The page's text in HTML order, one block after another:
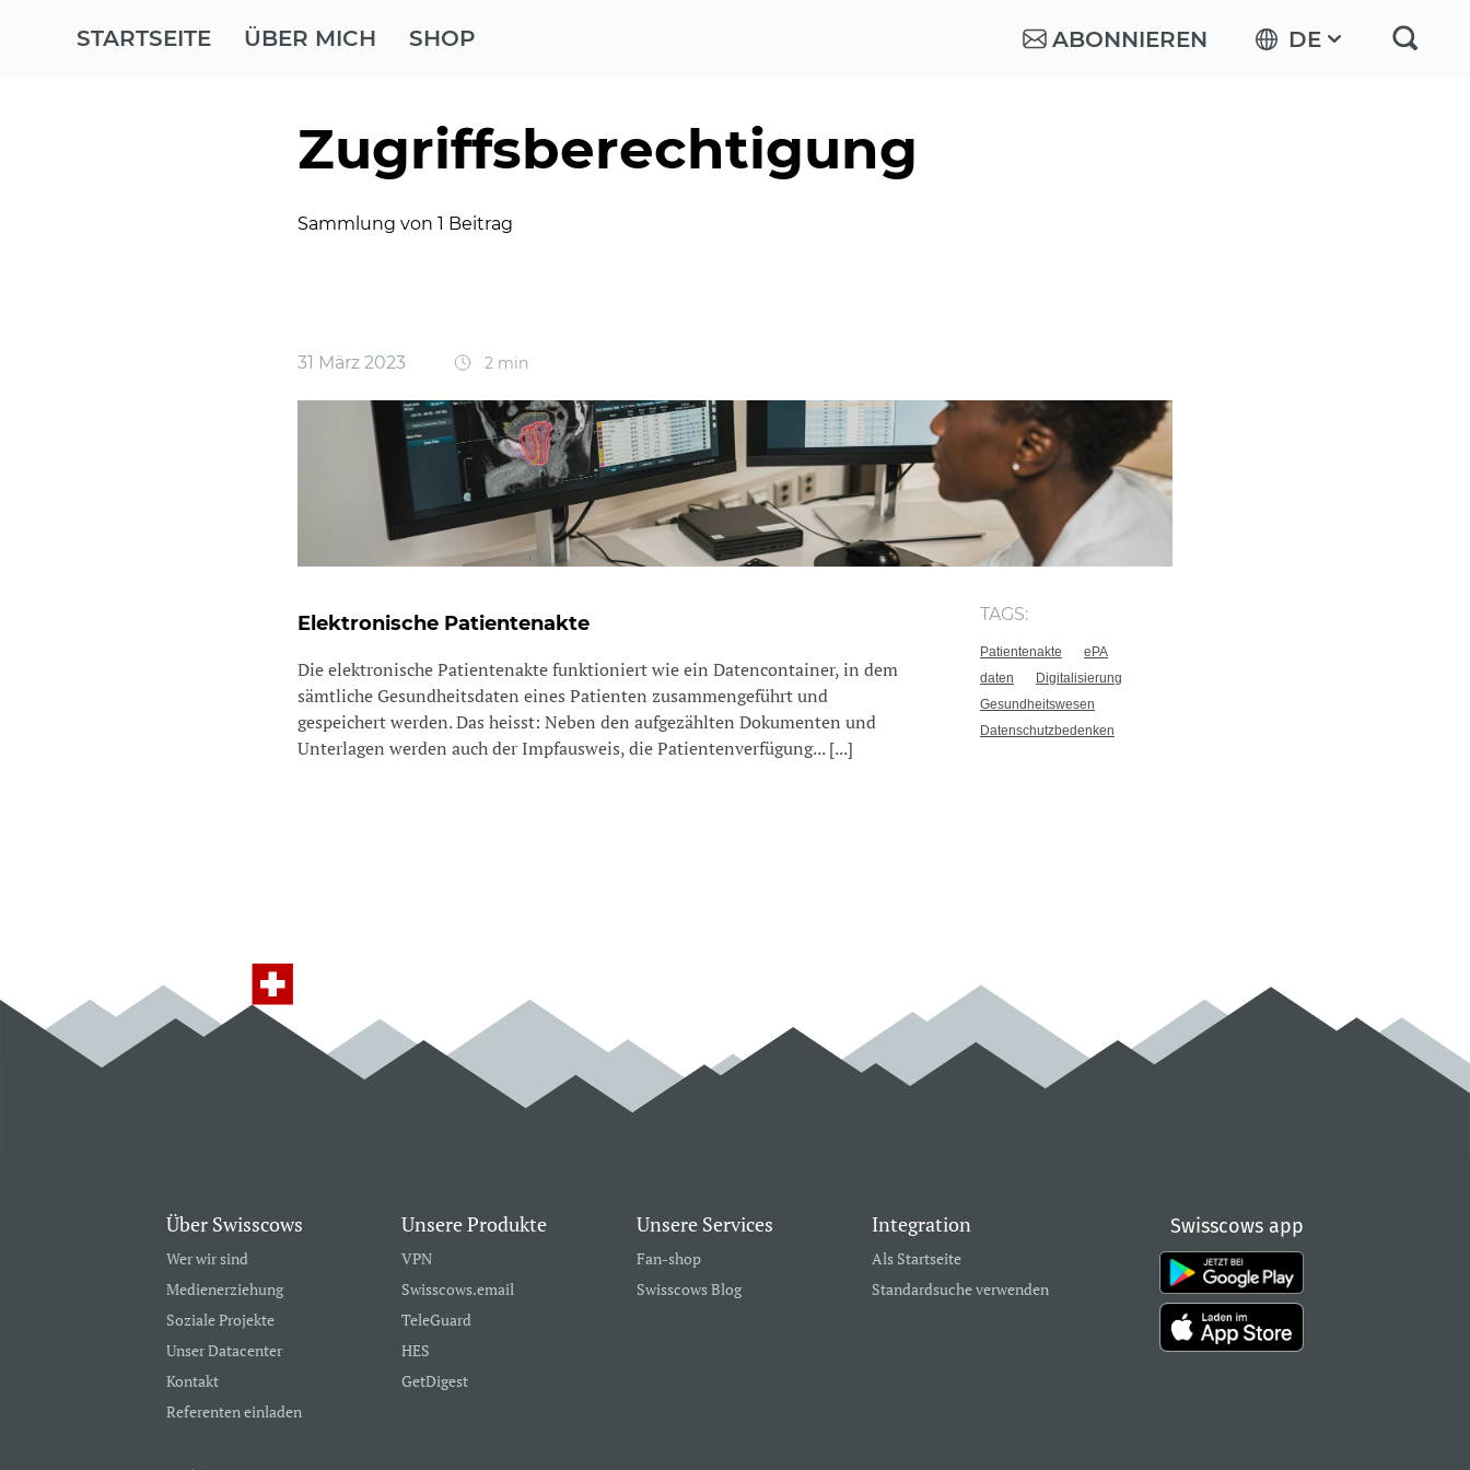
STARTSEITE ÜBER MICH SHOP ABONNIEREN DE
Zugriffsberechtigung
Sammlung von 1 Beitrag
31 März 2023 2 min
Elektronische Patientenakte
Die elektronische Patientenakte funktioniert wie ein Datencontainer, in dem
sämtliche Gesundheitsdaten eines Patienten zusammengeführt und
gespeichert werden. Das heisst: Neben den aufgezählten Dokumenten und
Unterlagen werden auch der Impfausweis, die Patientenverfügung... [...]
TAGS:
Patientenakte
ePA
daten
Digitalisierung
Gesundheitswesen
Datenschutzbedenken
Über Swisscows
Wer wir sind
Medienerziehung
Soziale Projekte
Unser Datacenter
Kontakt
Referenten einladen
Unsere Produkte
VPN
Swisscows.email
TeleGuard
HES
GetDigest
Unsere Services
Fan-shop
Swisscows Blog
Integration
Als Startseite
Standardsuche verwenden
Swisscows app